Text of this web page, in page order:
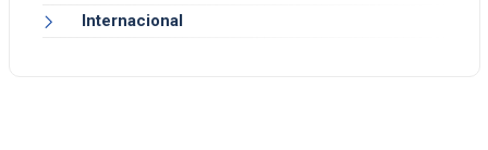
Internacional